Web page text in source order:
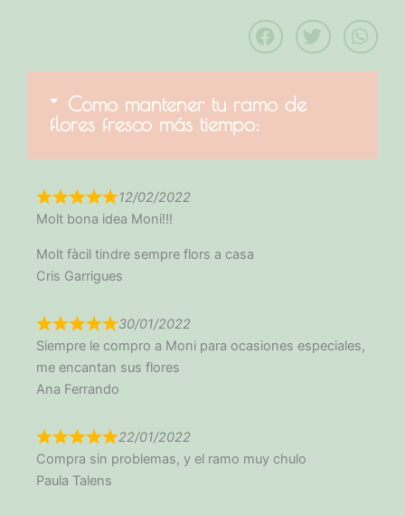
Como mantener tu ramo de
flores fresco más tiempo:
12/02/2022
Molt bona idea Moni!!!
Molt fàcil tindre sempre flors a casa
Cris Garrigues
30/01/2022
Siempre le compro a Moni para ocasiones especiales,
me encantan sus flores
Ana Ferrando
22/01/2022
Compra sin problemas, y el ramo muy chulo
Paula Talens